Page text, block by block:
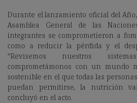
Durante el lanzamiento oficial del
Asamblea General de las
integrantes se comprometieron a
como a reducir la pérdida y el
“Revisemos nuestros
comprometámonos con un mundo
sostenible en el que todas las
puedan permitirse, la nutrición
concluyó en el acto.